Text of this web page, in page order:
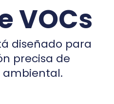
VOCs
diseñado para
precisa de
ambiental.